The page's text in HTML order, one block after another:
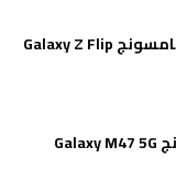
جميع مواصفات هاتف سامسونج Galaxy Z Flip
مواصفات هاتف سامسونج Galaxy M47 5G